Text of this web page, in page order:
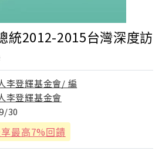
統2012-2015台灣深度訪
李登輝基金會/ 編
李登輝基金會
30
享最高7%回饋